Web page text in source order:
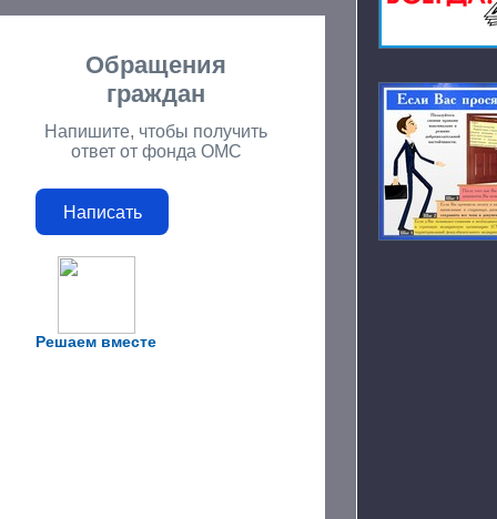
Решаем вместе
Обращения
граждан
Напишите, чтобы получить
ответ от фонда ОМС
Написать